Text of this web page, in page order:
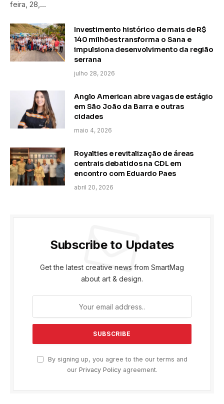
feira, 28,…
Investimento histórico de mais de R$
140 milhões transforma o Sana e
impulsiona desenvolvimento da região
serrana
julho 28, 2026
Anglo American abre vagas de estágio
em São João da Barra e outras
cidades
maio 4, 2026
Royalties e revitalização de áreas
centrais debatidos na CDL em
encontro com Eduardo Paes
abril 20, 2026
Subscribe to Updates
Get the latest creative news from SmartMag
about art & design.
By signing up, you agree to the our terms and
our Privacy Policyagreement.